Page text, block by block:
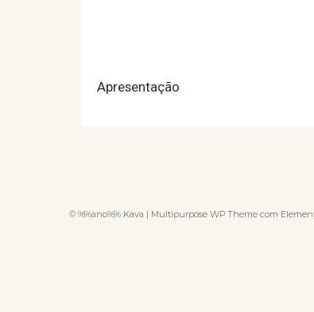
Apresentação
© %%ano%% Kava | Multipurpose WP Theme com